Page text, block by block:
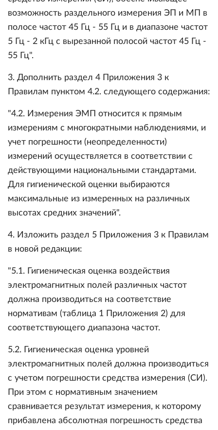
возможность раздельного измерения ЭП и МП в
полосе частот 45 Гц - 55 Гц и в диапазоне частот
5 Гц - 2 кГц с вырезанной полосой частот 45 Гц -
55 Гц".
3. Дополнить раздел 4 Приложения 3 к
Правилам пунктом 4.2. следующего содержания:
"4.2. Измерения ЭМП относится к прямым
измерениям с многократными наблюдениями, и
учет погрешности (неопределенности)
измерений осуществляется в соответствии с
действующими национальными стандартами.
Для гигиенической оценки выбираются
максимальные из измеренных на различных
высотах средних значений".
4. Изложить раздел 5 Приложения 3 к Правилам
в новой редакции:
"5.1. Гигиеническая оценка воздействия
электромагнитных полей различных частот
должна производиться на соответствие
нормативам (таблица 1 Приложения 2) для
соответствующего диапазона частот.
5.2. Гигиеническая оценка уровней
электромагнитных полей должна производиться
с учетом погрешности средства измерения (СИ).
При этом с нормативным значением
сравнивается результат измерения, к которому
прибавлена абсолютная погрешность средства